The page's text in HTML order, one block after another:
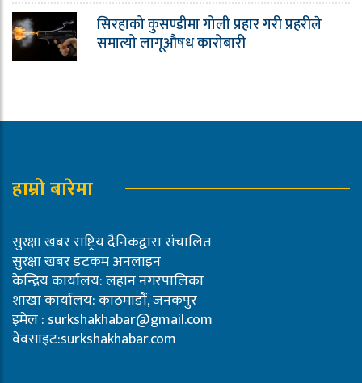
सिरहाको कुसण्डीमा गोली प्रहार गरी प्रहरीले
समात्यो लागूऔषध कारोबारी
हाम्रो बारेमा
सुरक्षा खबर राष्ट्रिय दैनिकद्वारा संचालित
सुरक्षा खबर डटकम अनलाइन
केन्द्रिय कार्यालय: लहान नगरपालिका
शाखा कार्यालय: काठमाडौं, जनकपुर
इमेल : surkshakhabar@gmail.com
वेवसाइट:surkshakhabar.com